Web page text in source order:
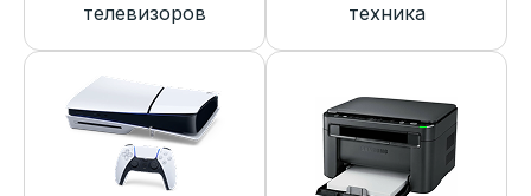
телевизоров
техника